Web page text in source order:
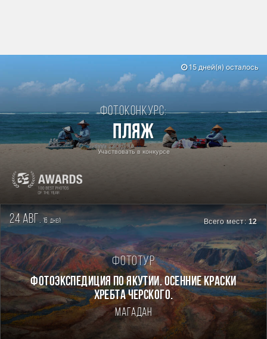
Фотоконкурс:
Пляж
Участвовать в конкурсе
15 дней(я) осталось
24 авг. 16 дней Всего мест:12
Фототур
ФОТОЭКСПЕДИЦИЯ ПО ЯКУТИИ. ОСЕННИЕ КРАСКИ
ХРЕБТА ЧЕРСКОГО.
Магадан